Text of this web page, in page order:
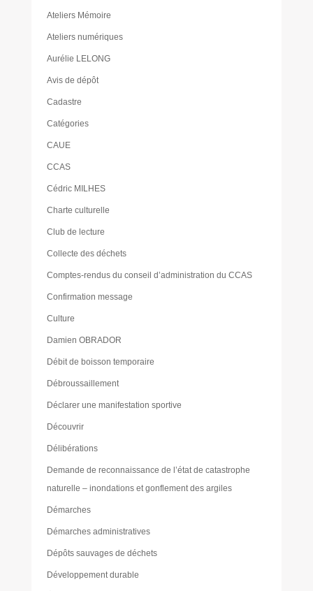
Ateliers Mémoire
Ateliers numériques
Aurélie LELONG
Avis de dépôt
Cadastre
Catégories
CAUE
CCAS
Cédric MILHES
Charte culturelle
Club de lecture
Collecte des déchets
Comptes-rendus du conseil d’administration du CCAS
Confirmation message
Culture
Damien OBRADOR
Débit de boisson temporaire
Débroussaillement
Déclarer une manifestation sportive
Découvrir
Délibérations
Demande de reconnaissance de l’état de catastrophe
naturelle – inondations et gonflement des argiles
Démarches
Démarches administratives
Dépôts sauvages de déchets
Développement durable